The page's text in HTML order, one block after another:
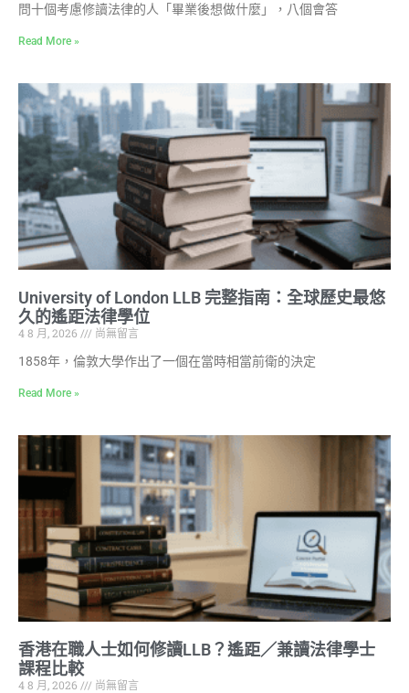
問十個考慮修讀法律的人「畢業後想做什麼」，八個會答
Read More »
University of London LLB 完整指南：全球歷史最悠
久的遙距法律學位
4 8 月, 2026
尚無留言
1858年，倫敦大學作出了一個在當時相當前衛的決定
Read More »
香港在職人士如何修讀LLB？遙距／兼讀法律學士
課程比較
4 8 月, 2026
尚無留言